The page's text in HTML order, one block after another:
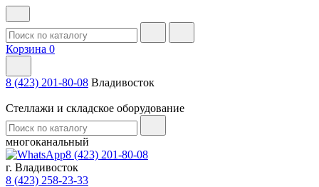
Корзина 0
8 (423) 201-80-08 Владивосток
Стеллажи и складское оборудование
многоканальный
8 (423) 201-80-08
г. Владивосток
8 (423) 258-23-33